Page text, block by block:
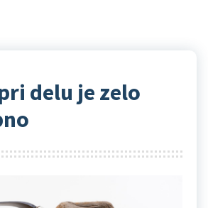
delu je zelo